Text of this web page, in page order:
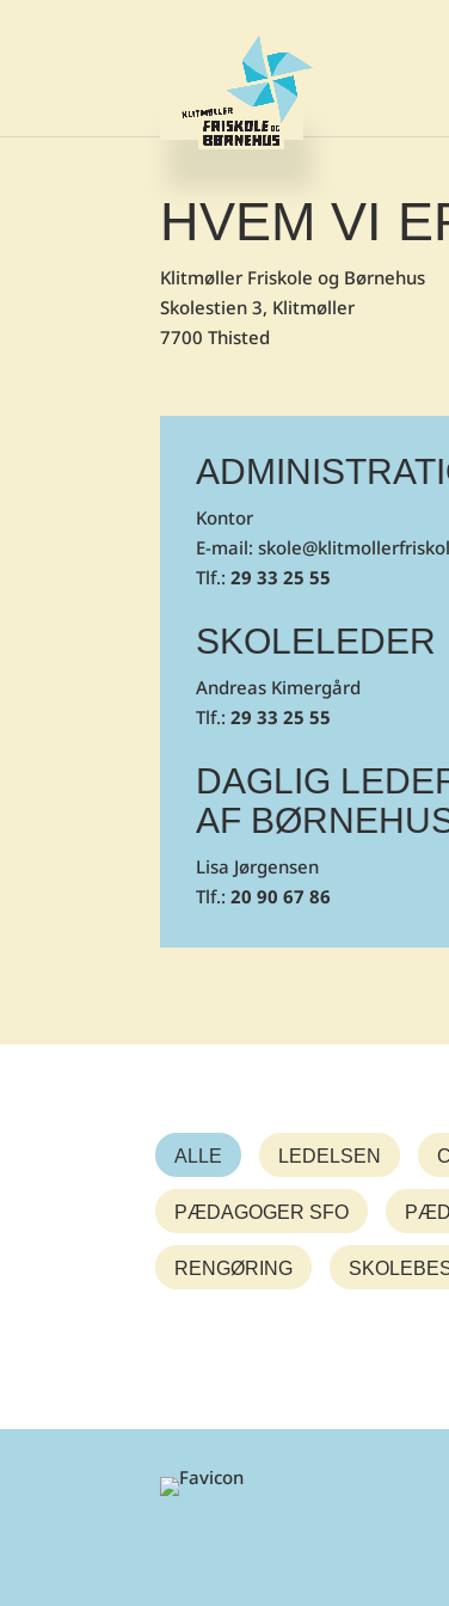
HVEM VI
Klitmøller Friskole og Børnehus
Skolestien 3, Klitmøller
7700 Thisted
Kontor
E-mail:
Tlf.:29 33 25 55
SKOLELEDER
Andreas Kimergård
Tlf.:29 33 25 55
DAGLIG
AF
Lisa Jørgensen
Tlf.:20 90 67 86
ALLE LEDELSEN
PÆDAGOGER SFO
RENGØRING